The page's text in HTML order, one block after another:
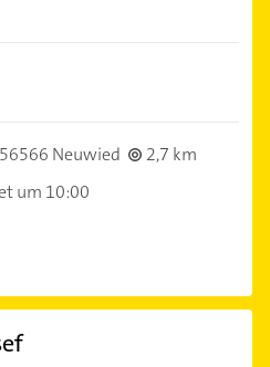
56566 Neuwied
2,7 km
um 10:00